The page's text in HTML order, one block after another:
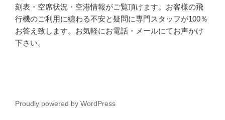
刻表・空席状況・空港情報がご覧頂けます。お客様の飛
行機のご利用に纏わる不安と疑問に専門スタッフが100％
お答え致します。お気軽にお電話・メールにてお声かけ
下さい。
Proudly powered by WordPress